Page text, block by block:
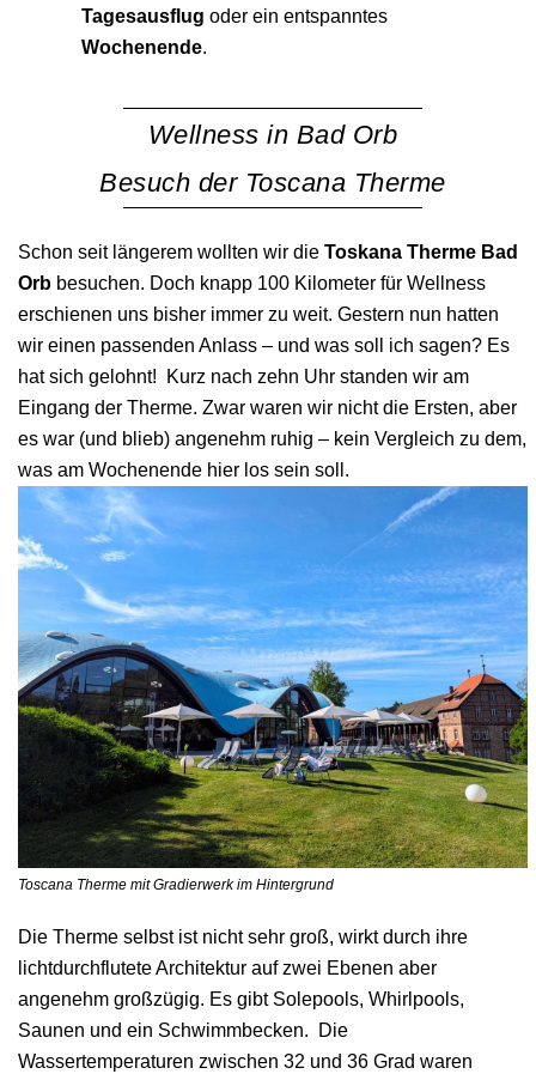
Tagesausflug oder ein entspanntes
Wochenende.
Wellness in Bad Orb
Besuch der Toscana Therme
Schon seit längerem wollten wir die Toskana Therme Bad
Orb besuchen. Doch knapp 100 Kilometer für Wellness
erschienen uns bisher immer zu weit. Gestern nun hatten
wir einen passenden Anlass – und was soll ich sagen? Es
hat sich gelohnt! Kurz nach zehn Uhr standen wir am
Eingang der Therme. Zwar waren wir nicht die Ersten, aber
es war (und blieb) angenehm ruhig – kein Vergleich zu dem,
was am Wochenende hier los sein soll.
Toscana Therme mit Gradierwerk im Hintergrund
Die Therme selbst ist nicht sehr groß, wirkt durch ihre
lichtdurchflutete Architektur auf zwei Ebenen aber
angenehm großzügig. Es gibt Solepools, Whirlpools,
Saunen und ein Schwimmbecken. Die
Wassertemperaturen zwischen 32 und 36 Grad waren